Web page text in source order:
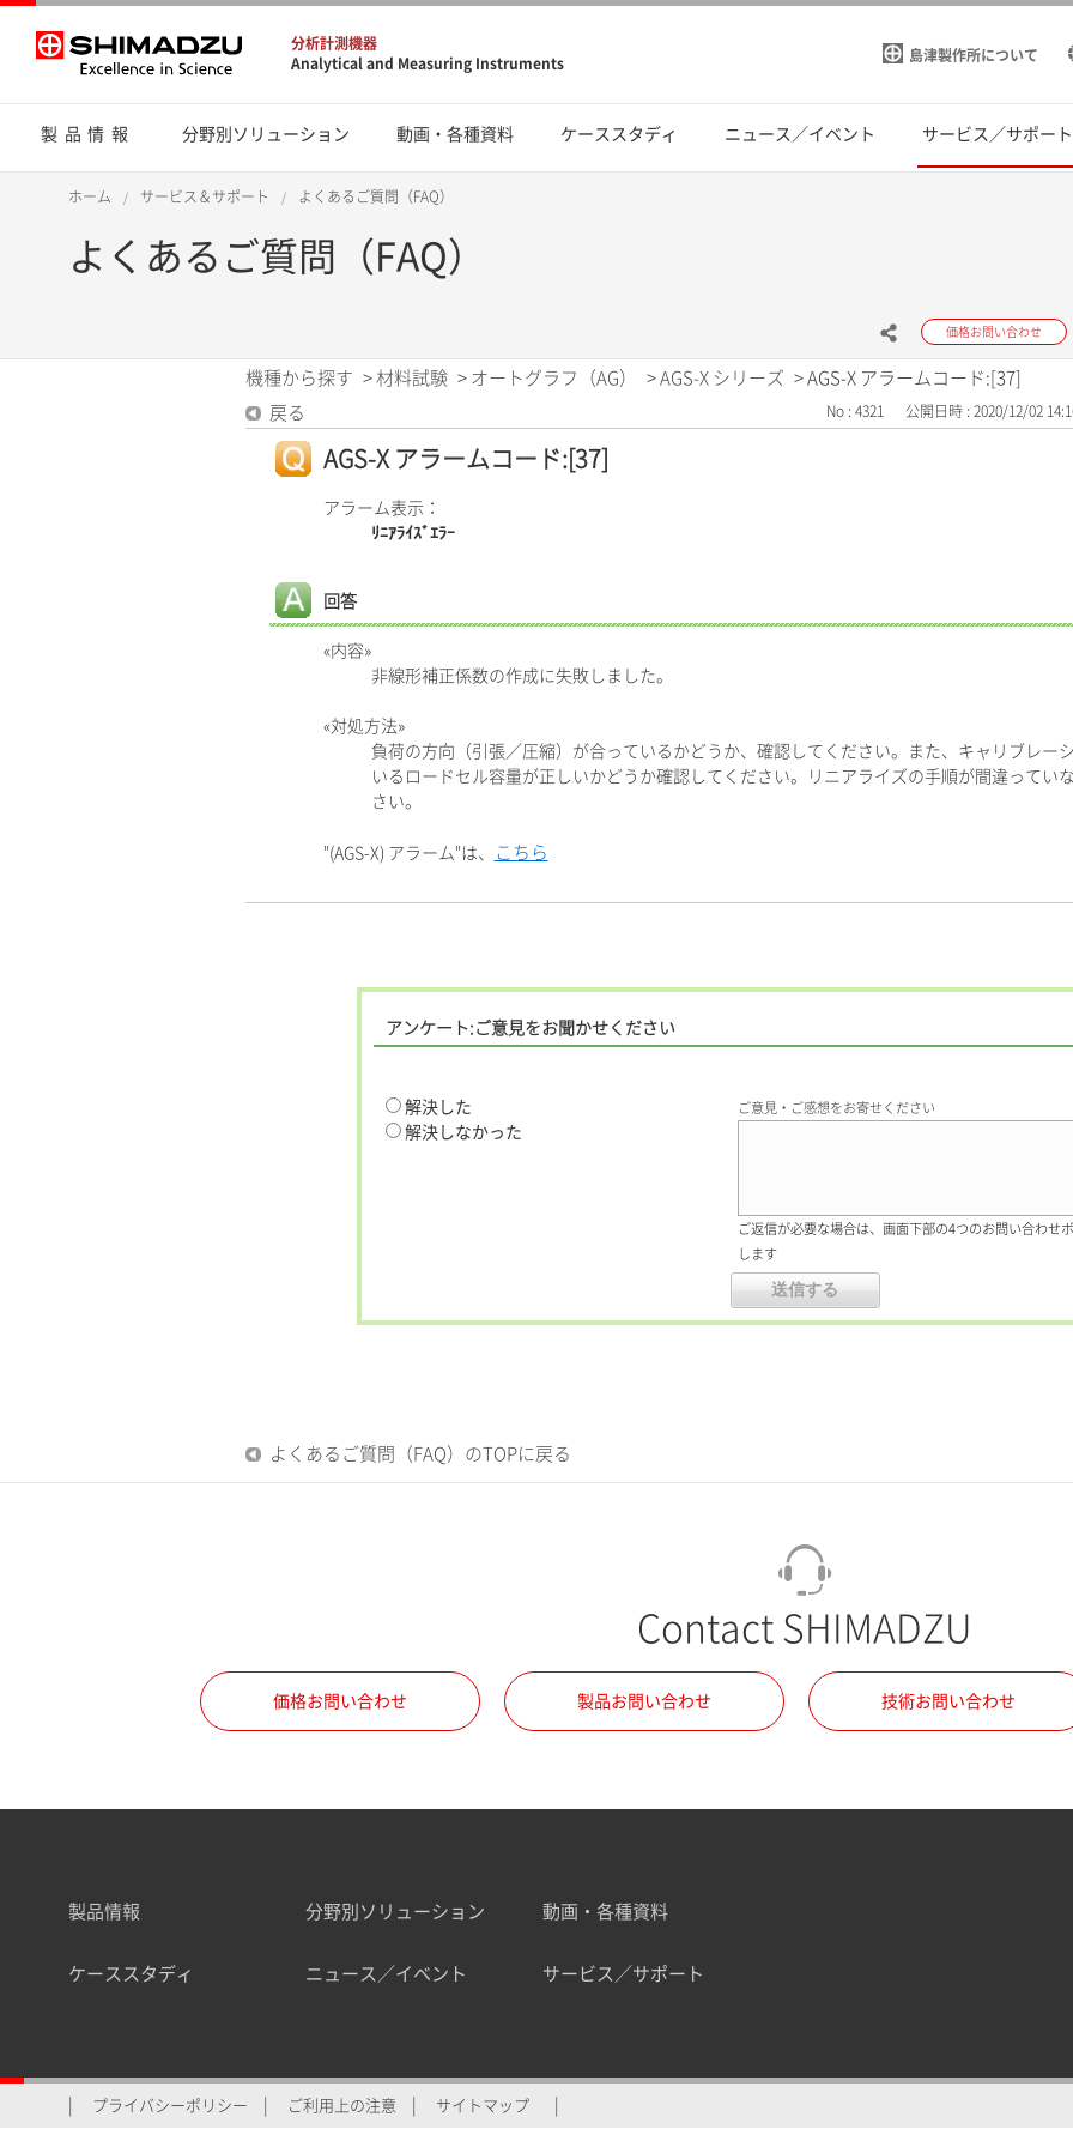
分析計測機器
Analytical and Measuring Instruments
島津製作所について
製品情報 分野別ソリューション 動画・各種資料 ケーススタディ ニュース／イベント サービス／サポート
ホーム サービス＆サポート よくあるご質問（FAQ）
よくあるご質問（FAQ）
価格お問い合わせ
機種から探す > 材料試験 > オートグラフ（AG） > AGS-X シリーズ > AGS-X アラームコード:[37]
戻る
No : 4321 公開日時 : 2020/12/02
AGS-X アラームコード:[37]
アラーム表示：
ﾘﾆｱﾗｲｽﾞｴﾗｰ
回答
«内容»
非線形補正係数の作成に失敗しました。
«対処方法»
負荷の方向（引張／圧縮）が合っているかどうか、確認してください。また、キャリブレー
いるロードセル容量が正しいかどうか確認してください。リニアライズの手順が間違ってい
さい。
"(AGS-X) アラーム"は、 こちら
アンケート:ご意見をお聞かせください
解決した
解決しなかった
ご意見・ご感想をお寄せください
ご返信が必要な場合は、画面下部の4つのお問い合わせ
します
よくあるご質問（FAQ）のTOPに戻る
Contact SHIMADZU
価格お問い合わせ 製品お問い合わせ 技術お問い合わせ
製品情報 分野別ソリューション 動画・各種資料
ケーススタディ ニュース／イベント サービス／サポート
プライバシーポリシー ご利用上の注意 サイトマップ